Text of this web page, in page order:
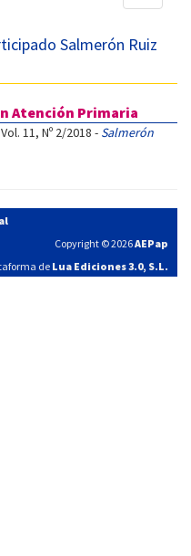
menú
Salmerón Ruiz
Atención Primaria
11, Nº 2/2018 - Salmerón
Copyright © 2026AEPap
de Lua Ediciones 3.0, S.L.